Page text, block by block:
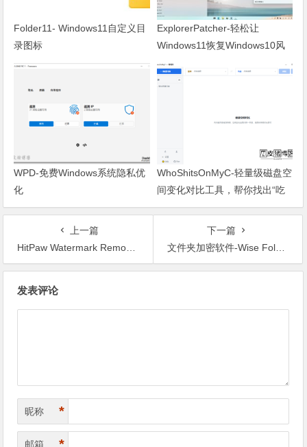
Folder11- Windows11自定义目
录图标
ExplorerPatcher-轻松让
Windows11恢复Windows10风
格
WPD-免费Windows系统隐私优
化
WhoShitsOnMyC-轻量级磁盘空
间变化对比工具，帮你找出“吃
掉”空间的罪魁祸首
上一篇
HitPaw Watermark Remover-视频图片去水印工具
下一篇
文件夹加密软件-Wise Folder Hider
发表评论
昵称 *
邮箱 *